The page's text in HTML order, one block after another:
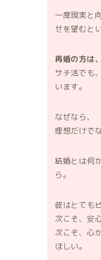
一度現実と
せを望むと
再婚の方は
サチ活でも
います。
なぜなら、
理想だけで
結婚とは何
ら。
彼はとても
次こそ、安
次こそ、心
ほしい。